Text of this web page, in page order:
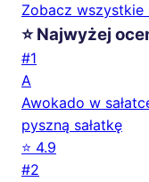
Zobacz
⭐ Najwyżej
#1
A
Awokado w
pyszną sałatkę
⭐ 4.9
#2